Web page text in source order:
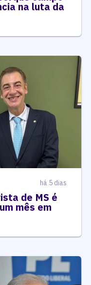
na luta da
há 5 dias
de MS é
mês em